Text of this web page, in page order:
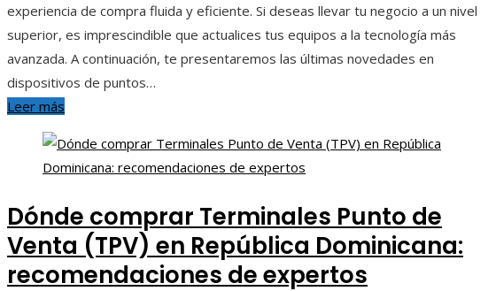
experiencia de compra fluida y eficiente. Si deseas llevar tu negocio a un nivel
superior, es imprescindible que actualices tus equipos a la tecnología más
avanzada. A continuación, te presentaremos las últimas novedades en
dispositivos de puntos…
Leer más
Dónde comprar Terminales Punto de
Venta (TPV) en República Dominicana:
recomendaciones de expertos